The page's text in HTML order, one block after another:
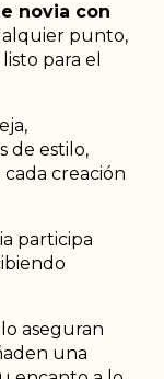
novia con
punto,
para el
de estilo,
creación
participa
aseguran
una